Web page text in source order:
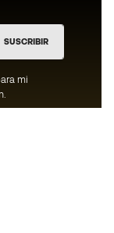
SUSCRIBIR
mi